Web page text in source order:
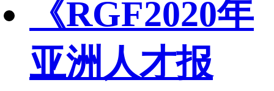
《RGF2020年
亚洲人才报